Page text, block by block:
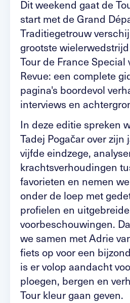
Dit weekend gaat de
start met de Grand
Traditiegetrouw
grootste
Tour de France Special
Revue: een complete
pagina's boordevol
interviews en
In deze editie spreken
Tadej Pogačar over zijn
vijfde eindzege,
krachtsverhoudingen
favorieten en nemen
onder de loep met
profielen en uitgebreide
voorbeschouwingen.
we samen met Adrie
fiets op voor een
is er volop aandacht
ploegen, bergen en
Tour kleur gaan geven.